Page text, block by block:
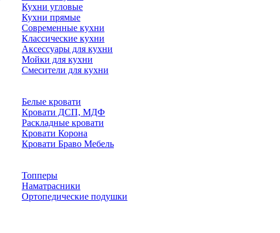
Кухни угловые
Кухни прямые
Современные кухни
Классические кухни
Аксессуары для кухни
Мойки для кухни
Смесители для кухни
Белые кровати
Кровати ДСП, МДФ
Раскладные кровати
Кровати Корона
Кровати Браво Мебель
Топперы
Наматрасники
Ортопедические подушки